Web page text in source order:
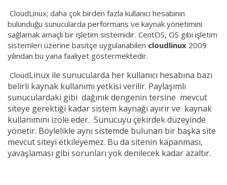
CloudLinux; daha çok birden fazla kullanıcı hesabının
bulunduğu sunucularda performans ve kaynak yönetimini
sağlamak amaçlı bir işletim sistemidir. CentOS, OS gibi işletim
sistemleri üzerine basitçe uygulanabilen cloudlinux 2009
yılından bu yana faaliyet göstermektedir.
CloudLinux ile sunucularda her kullanıcı hesabına bazı
belirli kaynak kullanımı yetkisi verilir. Paylaşımlı
sunuculardaki gibi dağınık dengenin tersine mevcut
siteye gerektiği kadar sistem kaynağı ayırır ve kaynak
kullanımını izole eder. Sunucuyu çekirdek düzeyinde
yönetir. Böylelikle aynı sistemde bulunan bir başka site
mevcut siteyi etkileyemez. Bu da sitenin kapanması,
yavaşlaması gibi sorunları yok denilecek kadar azaltır.